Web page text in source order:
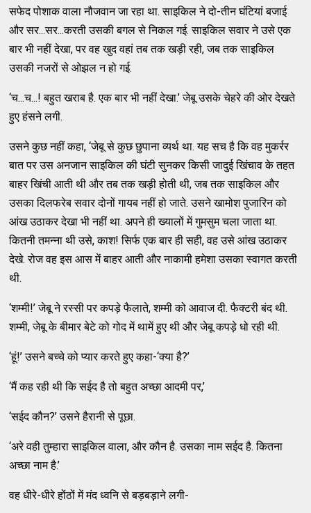
सफेद पोशाक वाला नौजवान जा रहा था. साइकिल ने दो-तीन घंटियां बजाई
और सर...सर...करती उसकी बगल से निकल गई. साइकिल सवार ने उसे एक
बार भी नहीं देखा, पर वह खुद वहां तब तक खड़ी रही, जब तक साइकिल
उसकी नजरों से ओझल न हो गई.
‘च...च...! बहुत खराब है. एक बार भी नहीं देखा.’ जेबू उसके चेहरे की ओर देखते
हुए हंसने लगी.
उसने कुछ नहीं कहा, ‘जेबू से कुछ छुपाना व्यर्थ था. यह सच है कि वह मुकर्रर
बात पर उस अनजान साइकिल की घंटी सुनकर किसी जादुई खिंचाव के तहत
बाहर खिंची आती थी और तब तक खड़ी होती थी, जब तक साइकिल और
उसका दिलफरेब सवार दोनों गायब नहीं हो जाते. उसने खामोश पुजारिन को
आंख उठाकर देखा भी नहीं था. अपने ही ख्यालों में गुमसुम चला जाता था.
कितनी तमन्ना थी उसे, काश! सिर्फ एक बार ही सही, वह उसे आंख उठाकर
देखे. रोज वह इस आस में बाहर आती और नाकामी हमेशा उसका स्वागत करती
थी.
‘शम्मी!’ जेबू ने रस्सी पर कपड़े फैलाते, शम्मी को आवाज दी. फैक्टरी बंद थी.
शम्मी, जेबू के बीमार बेटे को गोद में थामें हुए थी और जेबू कपड़े धो रही थी.
‘हूं!’ उसने बच्चे को प्यार करते हुए कहा-‘क्या है?’
‘मैं कह रही थी कि सईद है तो बहुत अच्छा आदमी पर,’
‘सईद कौन?’ उसने हैरानी से पूछा.
‘अरे वही तुम्हारा साइकिल वाला, और कौन है. उसका नाम सईद है. कितना
अच्छा नाम है.’
वह धीरे-धीरे होंठों में मंद ध्वनि से बड़बड़़ाने लगी-